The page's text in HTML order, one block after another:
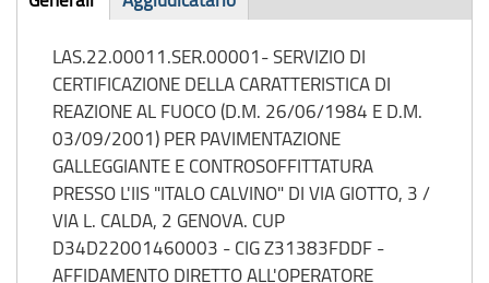
attiva)
LAS.22.00011.SER.00001- SERVIZIO DI
CERTIFICAZIONE DELLA CARATTERISTICA DI
REAZIONE AL FUOCO (D.M. 26/06/1984 E D.M.
03/09/2001) PER PAVIMENTAZIONE
GALLEGGIANTE E CONTROSOFFITTATURA
PRESSO L'IIS "ITALO CALVINO" DI VIA GIOTTO, 3 /
VIA L. CALDA, 2 GENOVA. CUP
D34D22001460003 - CIG Z31383FDDF -
AFFIDAMENTO DIRETTO ALL'OPERATORE